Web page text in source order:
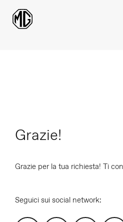
Grazie!
Grazie per la tua richiesta! Ti
Seguici sui social network: